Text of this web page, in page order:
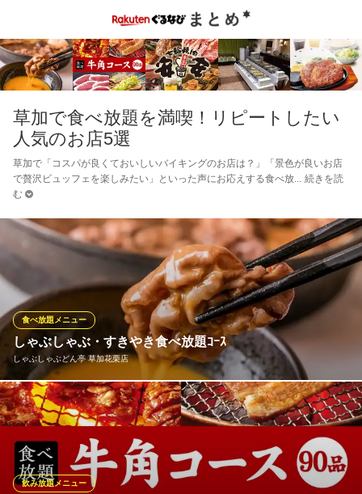
草加で食べ放題を満喫！リピートしたい
人気のお店5選
草加で「コスパが良くておいしいバイキングのお店は？」「景色が良いお店
で贅沢ビュッフェを楽しみたい」といった声にお応えする食べ放
続きを読
む
しゃぶしゃぶ・すきやき食べ放題ｺｰｽ
しゃぶしゃぶどん亭 草加花栗店
食べ放題メニュー
お肉はもちろん、鍋野菜、ごはん、うどん、中華麺、香の物が食
べ放題になるコースをご用意いたしました！ご予算やお好みのお
肉に合わせてお選びいただけます。特別な日にもそうでない日に
も大満足必至の食べ放題を、是非ご利用ください♪
飲み放題メニュー